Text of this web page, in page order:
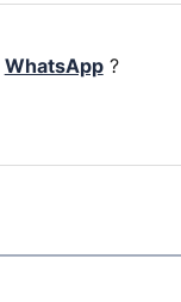
WhatsApp?